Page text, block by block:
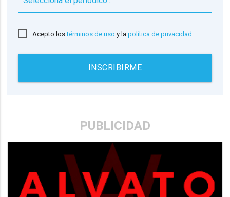
Acepto lostérminos de uso y lapolítica de privacidad
INSCRIBIRME
PUBLICIDAD